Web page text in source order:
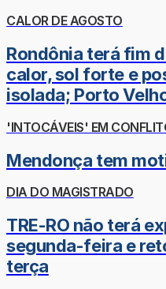
CALOR DE AGOSTO
Rondônia terá fim
calor, sol forte e
isolada; Porto
'INTOCÁVEIS' EM
Mendonça tem
DIA DO MAGISTRADO
TRE-RO não terá
segunda-feira e
terça